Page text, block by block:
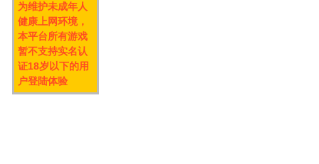
为维护未成年人
健康上网环境，
本平台所有游戏
暂不支持实名认
证18岁以下的用
户登陆体验